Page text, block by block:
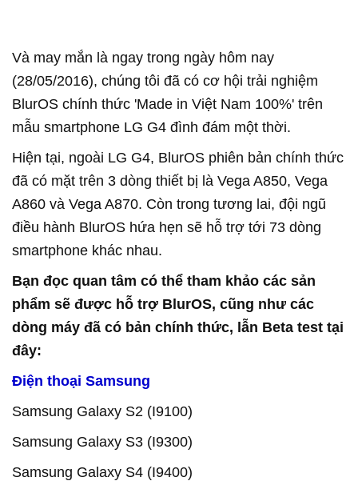
Và may mắn là ngay trong ngày hôm nay
(28/05/2016), chúng tôi đã có cơ hội trải nghiệm
BlurOS chính thức 'Made in Việt Nam 100%' trên
mẫu smartphone LG G4 đình đám một thời.
Hiện tại, ngoài LG G4, BlurOS phiên bản chính thức
đã có mặt trên 3 dòng thiết bị là Vega A850, Vega
A860 và Vega A870. Còn trong tương lai, đội ngũ
điều hành BlurOS hứa hẹn sẽ hỗ trợ tới 73 dòng
smartphone khác nhau.
Bạn đọc quan tâm có thể tham khảo các sản
phẩm sẽ được hỗ trợ BlurOS, cũng như các
dòng máy đã có bản chính thức, lẫn Beta test tại
đây:
Điện thoại Samsung
Samsung Galaxy S2 (I9100)
Samsung Galaxy S3 (I9300)
Samsung Galaxy S4 (I9400)